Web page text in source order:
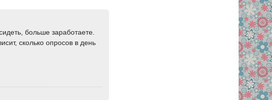
больше заработаете.
сколько опросов в день